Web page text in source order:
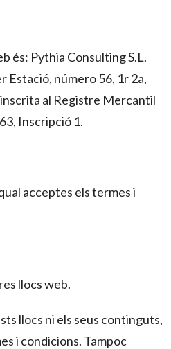
és: Pythia Consulting S.L.
Estació, número 56, 1r 2a,
al Registre Mercantil
Inscripció 1.
acceptes els termes i
llocs web.
llocs ni els seus continguts,
i condicions. Tampoc